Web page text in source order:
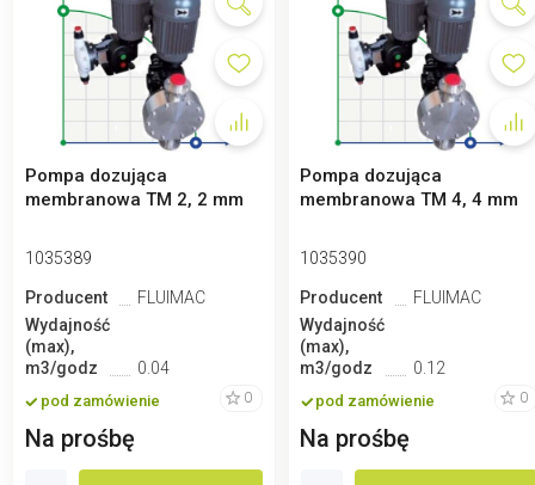
Pompa dozująca
membranowa TM 2, 2 mm
1035389
Producent
FLUIMAC
Wydajność
(max),
m3/godz
0.04
pod zamówienie 0
Na prośbę
Pompa dozująca
membranowa TM 4, 4 mm
1035390
Producent
FLUIMAC
Wydajność
(max),
m3/godz
0.12
pod zamówienie 0
Na prośbę